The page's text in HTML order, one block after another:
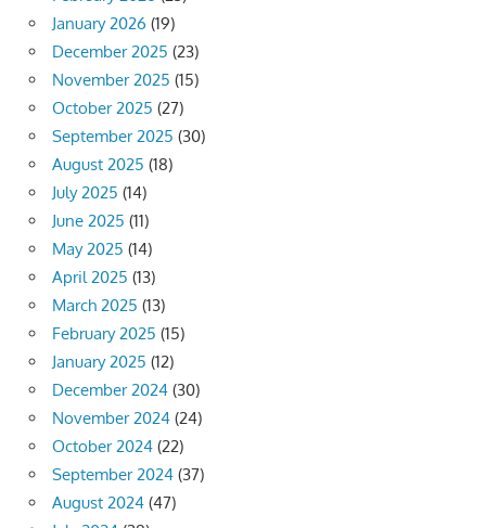
January 2026 (19)
December 2025 (23)
November 2025 (15)
October 2025 (27)
September 2025 (30)
August 2025 (18)
July 2025 (14)
June 2025 (11)
May 2025 (14)
April 2025 (13)
March 2025 (13)
February 2025 (15)
January 2025 (12)
December 2024 (30)
November 2024 (24)
October 2024 (22)
September 2024 (37)
August 2024 (47)